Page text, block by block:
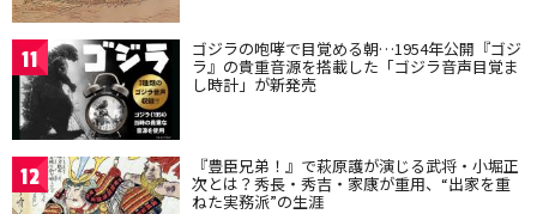
11 ゴジラの咆哮で目覚める朝…1954年公開『ゴジ
ラ』の貴重音源を搭載した「ゴジラ音声目覚ま
し時計」が新発売
12 『豊臣兄弟！』で萩原護が演じる武将・小堀正
次とは？秀長・秀吉・家康が重用、“出家を重
ねた実務派”の生涯